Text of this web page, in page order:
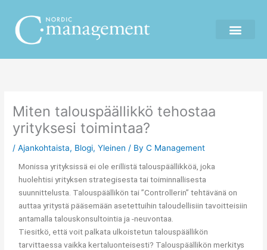
content
Miten talouspäällikkö tehostaa
yrityksesi toimintaa?
/Ajankohtaista, Blogi,Yleinen / ByC Management
Monissa yrityksissä ei ole erillistä talouspäällikköä, joka
huolehtisi yrityksen strategisesta tai toiminnallisesta
suunnittelusta. Talouspäällikön tai ”Controllerin” tehtävänä on
auttaa yritystä pääsemään asetettuihin taloudellisiin tavoitteisiin
antamalla talouskonsultointia ja -neuvontaa.
Tiesitkö, että voit palkata ulkoistetun talouspäällikön
tarvittaessa vaikka kertaluonteisesti? Talouspäällikön merkitys